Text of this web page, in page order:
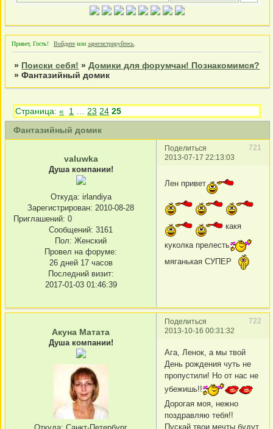
Привет, Гость! Войдите или зарегистрируйтесь
» Поиски себя! »Домики для форумчан! Познакомимся?
»Фантазийный домик
Фантазийный домик
Страница:« 1 23 24 25
Поделиться
721
2013-07-17 22:13:03
valuwka
Душа компании!
Откуда: irlandiya
Зарегистрирован: 2010-08-28
Приглашений: 0
Сообщений: 3161
Пол: Женский
Провел на форуме:
26 дней 17 часов
Последний визит:
2017-01-03 01:46:39
Лен привет
какя
куколка прелесть
мяганькая СУПЕР
Поделиться
722
2013-10-16 00:31:32
Акуна Матата
Душа компании!
Ага, Ленок, а мы твой
День рождения чуть не
пропустили! Но от нас не
убежишь!!
Дорогая моя, нежно
поздравляю тебя!!
Пускай твои мечты будут